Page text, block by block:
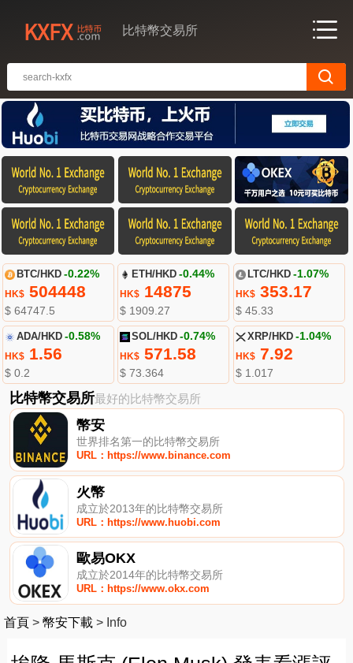
比特幣交易所
BTC/HKD -0.22%
HK$504448
$ 64747.5
ETH/HKD -0.44%
HK$ 14875
$ 1909.27
LTC/HKD -1.07%
HK$353.17
$ 45.33
ADA/HKD -0.58%
HK$1.56
$ 0.2
SOL/HKD -0.74%
HK$ 571.58
$ 73.364
XRP/HKD -1.04%
HK$7.92
$ 1.017
比特幣交易所最好的比特幣交易所
幣安
世界排名第一的比特幣交易所
URL：https://www.binance.com
火幣
成立於2013年的比特幣交易所
URL：https://www.huobi.com
歐易OKX
成立於2014年的比特幣交易所
URL：https://www.okx.com
首頁 > 幣安下載 > Info